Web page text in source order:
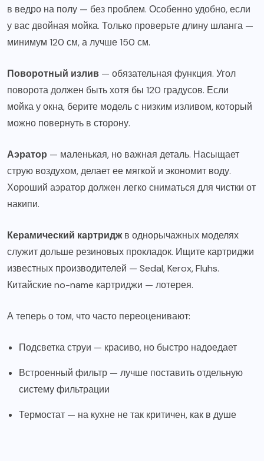
в ведро на полу — без проблем. Особенно удобно, если
у вас двойная мойка. Только проверьте длину шланга —
минимум 120 см, а лучше 150 см.
Поворотный излив — обязательная функция. Угол
поворота должен быть хотя бы 120 градусов. Если
мойка у окна, берите модель с низким изливом, который
можно повернуть в сторону.
Аэратор — маленькая, но важная деталь. Насыщает
струю воздухом, делает ее мягкой и экономит воду.
Хороший аэратор должен легко сниматься для чистки от
накипи.
Керамический картриджв однорычажных моделях
служит дольше резиновых прокладок. Ищите картриджи
известных производителей — Sedal, Kerox, Fluhs.
Китайские no-name картриджи — лотерея.
А теперь о том, что часто переоценивают:
Подсветка струи — красиво, но быстро надоедает
Встроенный фильтр — лучше поставить отдельную
систему фильтрации
Термостат — на кухне не так критичен, как в душе